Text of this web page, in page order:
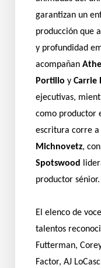
garantizan un
producción que
y profundidad
acompañan
Portillo y Carrie
ejecutivas,
como productor
escritura corre a
Michnovetz, con
Spotswood
productor sénior.
El elenco de
talentos
Futterman,
Factor, AJ